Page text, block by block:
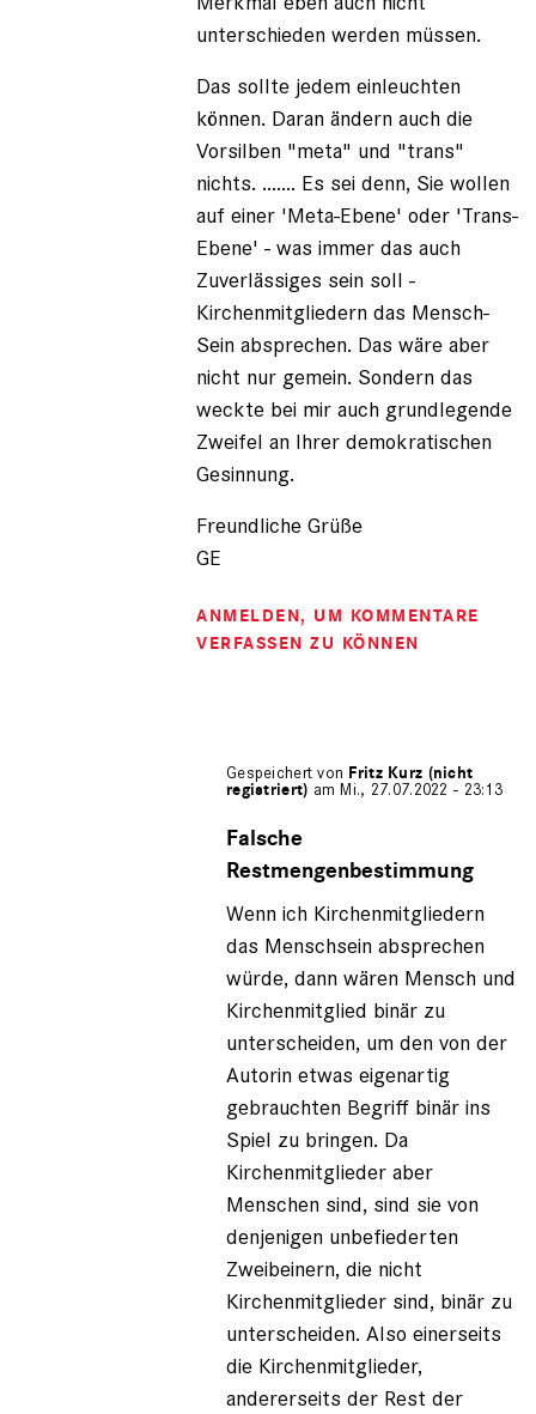
unterschieden werden müssen.
Das sollte jedem einleuchten
können. Daran ändern auch die
Vorsilben "meta" und "trans"
nichts. ....... Es sei denn, Sie wollen
auf einer 'Meta-Ebene' oder 'Trans-
Ebene' - was immer das auch
Zuverlässiges sein soll -
Kirchenmitgliedern das Mensch-
Sein absprechen. Das wäre aber
nicht nur gemein. Sondern das
weckte bei mir auch grundlegende
Zweifel an Ihrer demokratischen
Gesinnung.
Freundliche Grüße
GE
ANMELDEN, UM KOMMENTARE
VERFASSEN ZU KÖNNEN
Gespeichert von Fritz Kurz (nicht
registriert) am Mi., 27.07.2022 - 23:13
auf
von
Gerhard
Engel
registriert)
Falsche
Restmengenbestimmung
Wenn ich Kirchenmitgliedern
das Menschsein absprechen
würde, dann wären Mensch und
Kirchenmitglied binär zu
unterscheiden, um den von der
Autorin etwas eigenartig
gebrauchten Begriff binär ins
Spiel zu bringen. Da
Kirchenmitglieder aber
Menschen sind, sind sie von
denjenigen unbefiederten
Zweibeinern, die nicht
Kirchenmitglieder sind, binär zu
unterscheiden. Also einerseits
die Kirchenmitglieder,
andererseits der Rest der